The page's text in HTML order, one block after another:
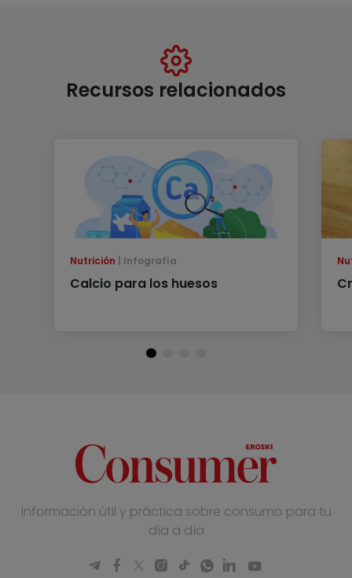
Recursos relacionados
Nutrición Infografía
Calcio para los huesos
Información útil y práctica sobre consumo para tu
día a día